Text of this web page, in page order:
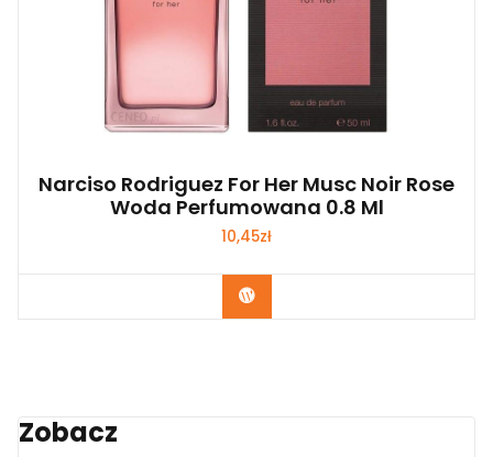
Narciso Rodriguez For Her Musc Noir Rose
Woda Perfumowana 0.8 Ml
10,45zł
Zobacz
Zobacz